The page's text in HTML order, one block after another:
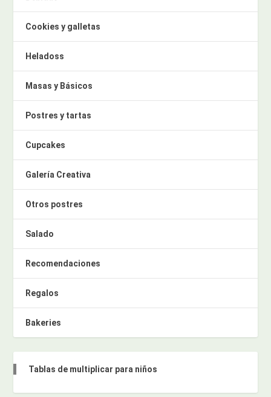
Cookies y galletas
Heladoss
Masas y Básicos
Postres y tartas
Cupcakes
Galería Creativa
Otros postres
Salado
Recomendaciones
Regalos
Bakeries
Tablas de multiplicar para niños